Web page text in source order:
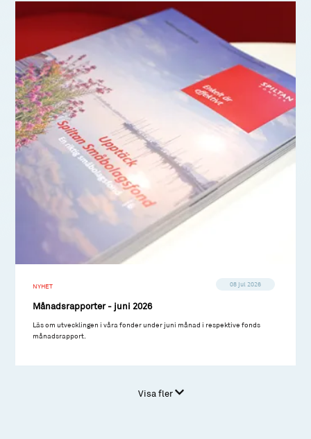
NYHET 08 jul 2026
Månadsrapporter - juni 2026
Läs om utvecklingen i våra fonder under juni månad i respektive fonds
månadsrapport.
Visa fler